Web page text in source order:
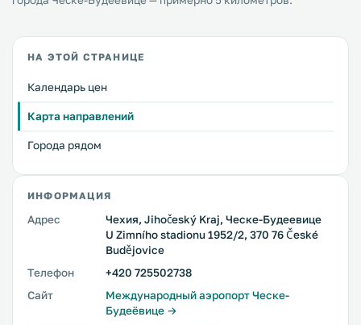
НА ЭТОЙ СТРАНИЦЕ
Календарь цен
Карта направлений
Города рядом
ИНФОРМАЦИЯ
Адрес
Чехия, Jihočeský Kraj, Ческе-Будеевице
U Zimního stadionu 1952/2, 370 76 České
Budějovice
Телефон
+420 725502738
Сайт
Международный аэропорт Ческе-
Будеёвице →